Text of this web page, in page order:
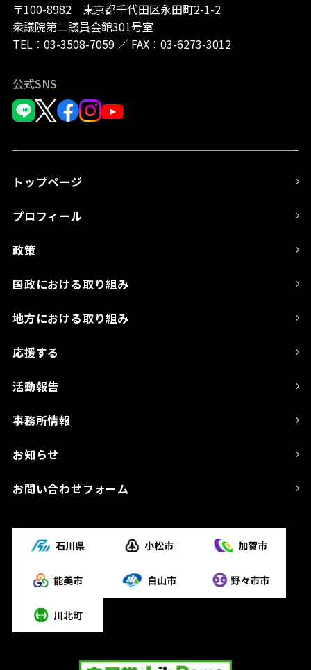
〒100-8982 東京都千代田区永田町2-1-2
衆議院第二議員会館301号室
TEL： 03-3508-7059／ FAX：03-6273-3012
公式SNS
トップページ
プロフィール
政策
国政における取り組み
地方における取り組み
応援する
活動報告
事務所情報
お知らせ
お問い合わせフォーム